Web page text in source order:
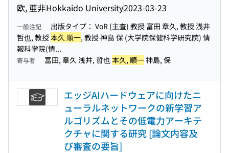
欧, 亜非Hokkaido University2023-03-23
一般注記
出版タイプ： VoR (主査) 教授 富田 章久, 教授 浅井
哲也, 教授本久 順一, 教授 神島 保 (大学院保健科学研究院) 情
報科学院(情...
寄与者 富田, 章久 浅井, 哲也本久, 順一神島, 保
エッジAIハードウェアに向けたニ
ューラルネットワークの新学習ア
ルゴリズムとその低電力アーキテ
クチャに関する研究 [論文内容及
び審査の要旨]